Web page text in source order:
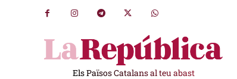
Els Països Catalans al teu abast